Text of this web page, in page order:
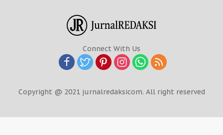
Connect With Us
Copyright @ 2021 jurnalredaksicom. All right reserved